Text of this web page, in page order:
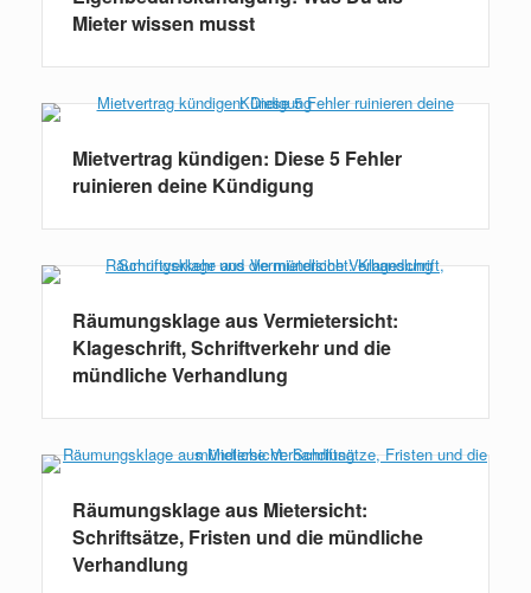
Mieter wissen musst
Mietvertrag kündigen: Diese 5 Fehler
ruinieren deine Kündigung
Räumungsklage aus Vermietersicht:
Klageschrift, Schriftverkehr und die
mündliche Verhandlung
Räumungsklage aus Mietersicht:
Schriftsätze, Fristen und die mündliche
Verhandlung